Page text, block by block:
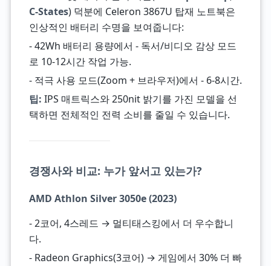
C-States) 덕분에 Celeron 3867U 탑재 노트북은
인상적인 배터리 수명을 보여줍니다:
- 42Wh 배터리 용량에서 - 독서/비디오 감상 모드
로 10-12시간 작업 가능.
- 적극 사용 모드(Zoom + 브라우저)에서 - 6-8시간.
팁: IPS 매트릭스와 250nit 밝기를 가진 모델을 선
택하면 전체적인 전력 소비를 줄일 수 있습니다.
경쟁사와 비교: 누가 앞서고 있는가?
AMD Athlon Silver 3050e (2023)
- 2코어, 4스레드 → 멀티태스킹에서 더 우수합니
다.
- Radeon Graphics(3코어) → 게임에서 30% 더 빠